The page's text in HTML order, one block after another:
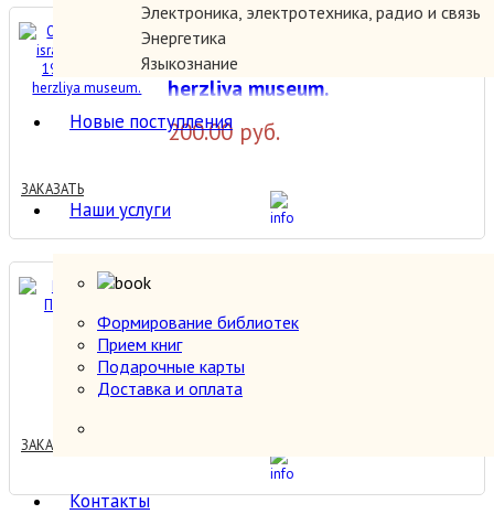
Электроника, электротехника, радио и связь
Энергетика
Языкознание
Новые поступления
Наши услуги
Формирование библиотек
Прием книг
Подарочные карты
Доставка и оплата
Контакты
Origins of eretz-israeli
sculpture. 1906-1939 the
herzliya museum.
200.00 руб.
ЗАКАЗАТЬ
200.00 руб.
ЗАКАЗАТЬ